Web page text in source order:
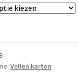
Vellen karton